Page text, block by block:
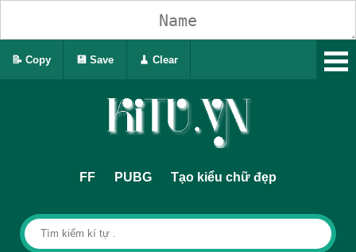
FF PUBG Tạo kiểu chữ đẹp
📝 Copy 💾 Save 🧹 Clear